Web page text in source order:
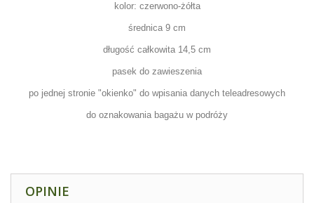
kolor: czerwono-żółta
średnica 9 cm
długość całkowita 14,5 cm
pasek do zawieszenia
po jednej stronie "okienko" do wpisania danych teleadresowych
do oznakowania bagażu w podróży
OPINIE